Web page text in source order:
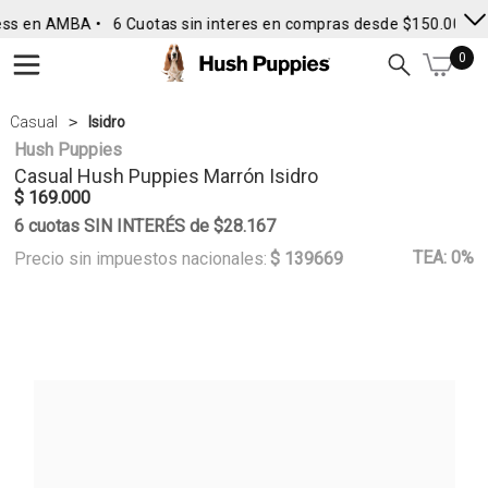
en AMBA • 6 Cuotas sin interes en compras desde $150.000 •
0
Casual Isidro
Hush Puppies
Casual Hush Puppies Marrón Isidro
$ 169.000
6 cuotas SIN INTERÉS de $28.167
Precio sin impuestos nacionales: $ 139669 TEA: 0%